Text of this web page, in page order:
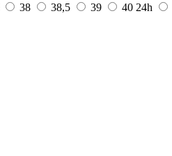
38 38,5 39 40 24h